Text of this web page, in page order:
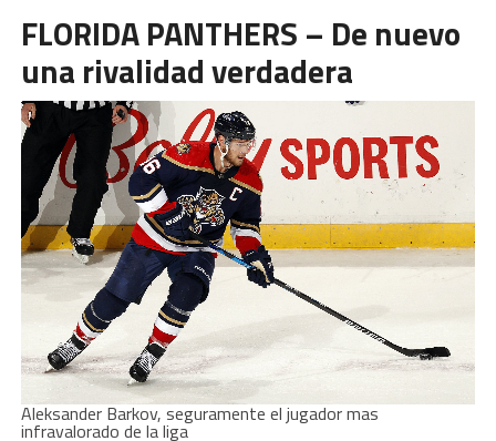
FLORIDA PANTHERS – De nuevo
una rivalidad verdadera
Aleksander Barkov, seguramente el jugador mas
infravalorado de la liga